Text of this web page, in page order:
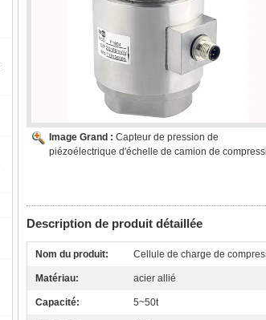
Image Grand : Capteur de pression de
piézoélectrique d'échelle de camion de
Description de produit détaillée
Nom du produit: Cellule de charge de
Matériau: acier allié
Capacité: 5~50t